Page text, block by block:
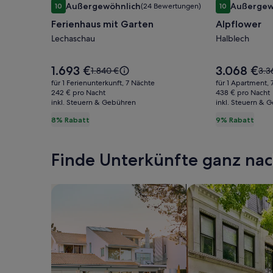
für
Ferienhaus
mit
1010 von 10, Außergewöhnlich, (24 Bewertungen)
Außergewöhnlich(24 Bewertungen)
Ferienhaus mit Garten
Lechaschau
8% Rabatt
Der
Preis
beträgt
1.693 €.
1.693 €Der
alte
Preis
war
zum
Standardpreis.
1.840 €
für 1 Ferienunterkunft, 7 Nächte
242 € pro Nacht
inkl. Steuern & Gebühren
für
Alpflower
1010 von 10,
Alpflower
Halblech
9% Rabatt
Der
Preis
beträgt
3.068 €.
3.068 €Der
alte
Preis
war
zum
für 1 Apartment,
438 € pro Nacht
inkl. Steuern &
Finde Unterkünfte ganz
Suche nach Ferienhäusern Suche nach